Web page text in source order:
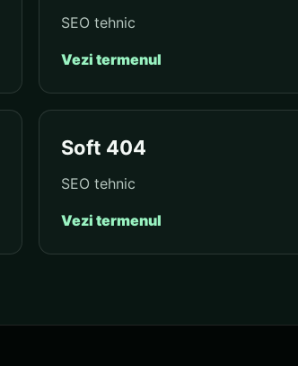
SEO tehnic
Vezi termenul
Soft 404
SEO tehnic
Vezi termenul